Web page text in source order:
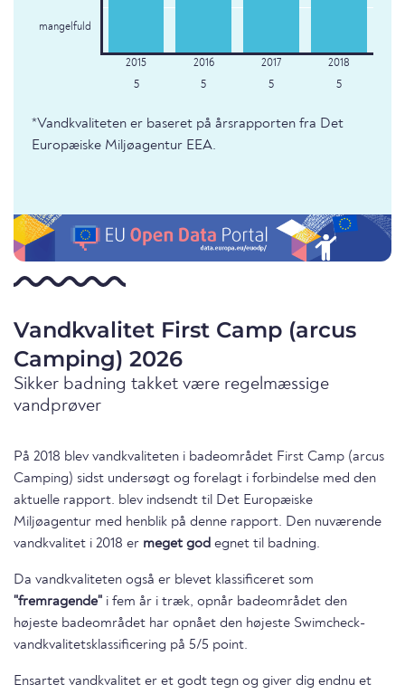
mangelfuld
5 5 5 5
*Vandkvaliteten er baseret på årsrapporten fra Det
Europæiske Miljøagentur EEA.
Vandkvalitet First Camp (arcus
Camping) 2026
Sikker badning takket være regelmæssige
vandprøver
På 2018 blev vandkvaliteten i badeområdet First Camp (arcus
Camping) sidst undersøgt og forelagt i forbindelse med den
aktuelle rapport. blev indsendt til Det Europæiske
Miljøagentur med henblik på denne rapport. Den nuværende
vandkvalitet i 2018 er meget god egnet til badning.
Da vandkvaliteten også er blevet klassificeret som
"fremragende" i fem år i træk, opnår badeområdet den
højeste badeområdet har opnået den højeste Swimcheck-
vandkvalitetsklassificering på 5/5 point.
Ensartet vandkvalitet er et godt tegn og giver dig endnu et